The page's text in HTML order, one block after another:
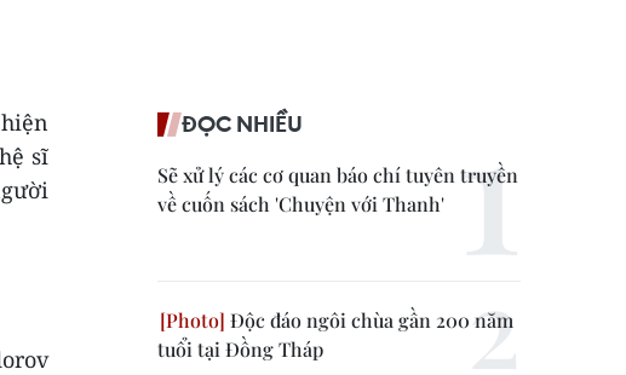
sĩ
ĐỌC NHIỀU
Sẽ xử lý các cơ quan báo chí tuyên truyền
về cuốn sách 'Chuyện với Thanh'
Độc đáo ngôi chùa gần 200 năm
tuổi tại Đồng Tháp